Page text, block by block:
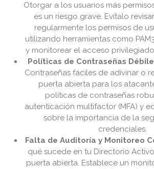
Otorgar a los usuarios más
es un riesgo grave. Evítalo
regularmente los permisos de
utilizando herramientas como
y monitorear el acceso
Políticas de Contraseñas
Contraseñas fáciles de adivinar o
puerta abierta para los
políticas de contraseñas
autenticación multifactor (MFA) y
sobre la importancia de la
credenciales.
Falta de Auditoría y Monitoreo
qué sucede en tu Directorio
puerta abierta. Establece un